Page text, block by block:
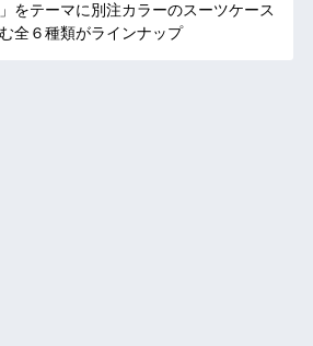
をテーマに別注カラーのスーツケース
全６種類がラインナップ